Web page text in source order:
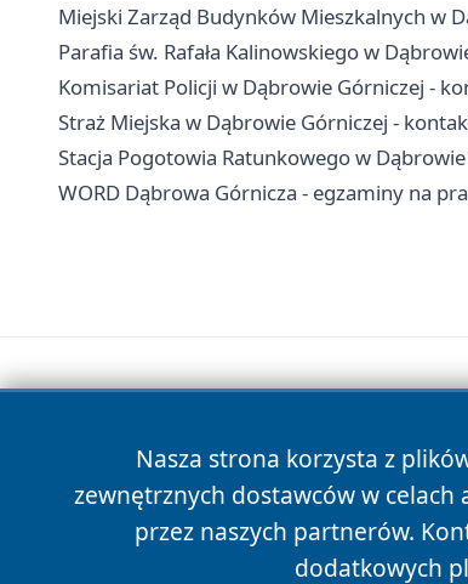
Miejski Zarząd Budynków Mieszkalnych w
Parafia św. Rafała Kalinowskiego w
Komisariat Policji w Dąbrowie Górniczej -
Straż Miejska w Dąbrowie Górniczej -
Stacja Pogotowia Ratunkowego w
WORD Dąbrowa Górnicza - egzaminy na
Nasza strona korzysta z
zewnętrznych dostawców w
przez naszych partnerów.
dodatkowych